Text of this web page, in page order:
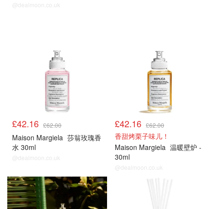
@dealmoon.co.uk
£42.16 £62.00
Maison Margiela 莎翁玫瑰香
水 30ml
@dealmoon.co.uk
£42.16 £62.00
香甜烤栗子味儿！
Maison Margiela 温暖壁炉 -
30ml
@dealmoon.co.uk
热门